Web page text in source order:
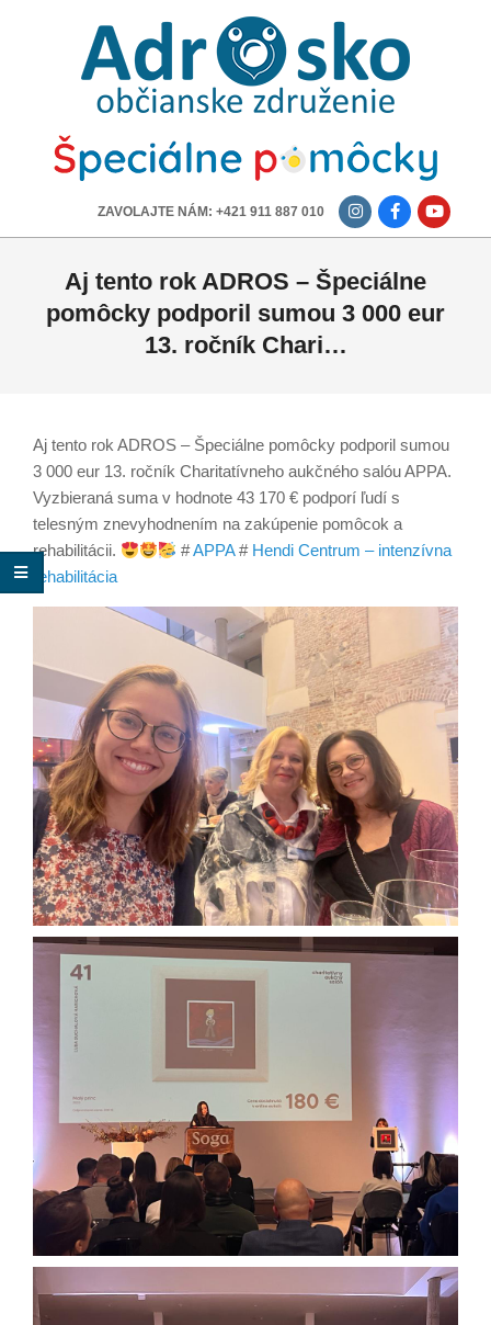
ADROSKO
OBČIANSKE
ZDRUŽENIE
ZAVOLAJTE NÁM: +421 911 887 010
Aj tento rok ADROS – Špeciálne
pomôcky podporil sumou 3 000 eur
13. ročník Chari…
Aj tento rok ADROS – Špeciálne pomôcky podporil sumou
3 000 eur 13. ročník Charitatívneho aukčného salóu APPA.
Vyzbieraná suma v hodnote 43 170 € podporí ľudí s
telesným znevyhodnením na zakúpenie pomôcok a
rehabilitácii.
#APPA# Hendi Centrum – intenzívna
rehabilitácia